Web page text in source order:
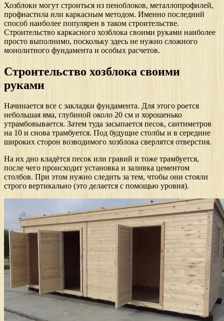
Хозблоки могут строиться из пеноблоков, металлопрофилей,
профнастила или каркасным методом. Именно последний
способ наиболее популярен в таком строительстве.
Строительство каркасного хозблока своими руками наиболее
просто выполнимо, поскольку здесь не нужно сложного
монолитного фундамента и особых расчетов.
Строительство хозблока своими
руками
Начинается все с закладки фундамента. Для этого роется
небольшая яма, глубиной около 20 см и хорошенько
утрамбовывается. Затем туда засыпается песок, сантиметров
на 10 и снова трамбуется. Под будущие столбы и в середине
широких сторон возводимого хозблока сверлятся отверстия.
На их дно кладётся песок или гравий и тоже трамбуется,
после чего происходит установка и заливка цементом
столбов. При этом нужно следить за тем, чтобы они стояли
строго вертикально (это делается с помощью уровня).